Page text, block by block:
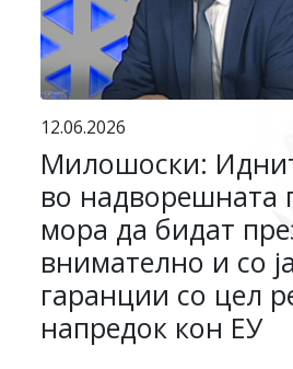
12.06.2026
Милошоски:
во надворешната
мора да бидат
внимателно и со
гаранции со цел
напредок кон ЕУ